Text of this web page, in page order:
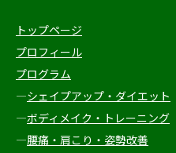
トップページ
プロフィール
プログラム
―シェイプアップ・ダイエット
―ボディメイク・トレーニング
―腰痛・肩こり・姿勢改善